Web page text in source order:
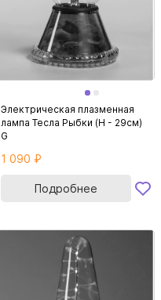
Электрическая плазменная
лампа Тесла Рыбки (H - 29см)
G
1 090 ₽
Подробнее